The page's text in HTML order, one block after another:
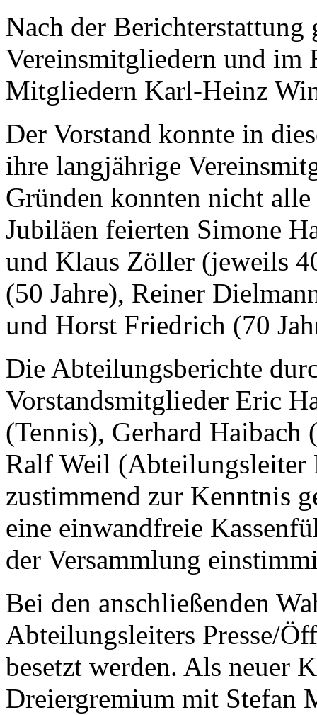
Nach der Berichterstattung
Vereinsmitgliedern und im
Mitgliedern Karl-Heinz
Der Vorstand konnte in
ihre langjährige
Gründen konnten nicht
Jubiläen feierten Simone
und Klaus Zöller (jeweils
(50 Jahre), Reiner
und Horst Friedrich (70
Die Abteilungsberichte
Vorstandsmitglieder Eric
(Tennis), Gerhard Haibach
Ralf Weil (Abteilungsleiter
zustimmend zur Kenntnis
eine einwandfreie
der Versammlung
Bei den anschließenden
Abteilungsleiters Presse/
besetzt werden. Als neuer
Dreiergremium mit Stefan